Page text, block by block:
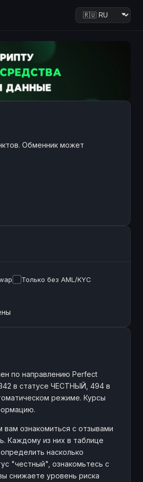
Обменник может
Только без AML/KYC
по направлению Perfect
в статусе ЧЕСТНЫЙ, 494 в
режиме. Курсы
ознакомиться с отзывами
Каждому из них в таблице
насколько
"честный", ознакомьтесь с
снижаете уровень риска